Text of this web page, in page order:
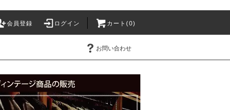
会員登録 ログイン カート(0)
お問い合わせ